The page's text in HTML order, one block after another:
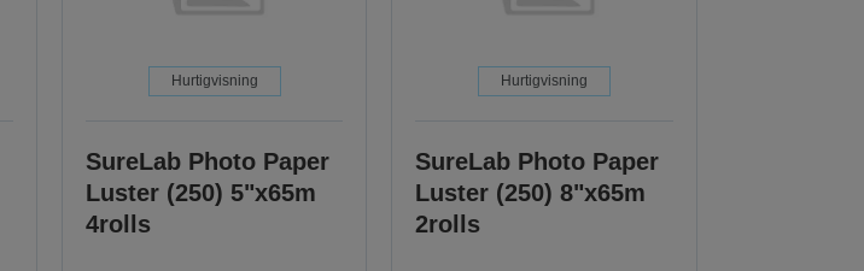
Hurtigvisning
SureLab Photo Paper
Luster (250) 5"x65m
4rolls
Hurtigvisning
SureLab Photo Paper
Luster (250) 8"x65m
2rolls